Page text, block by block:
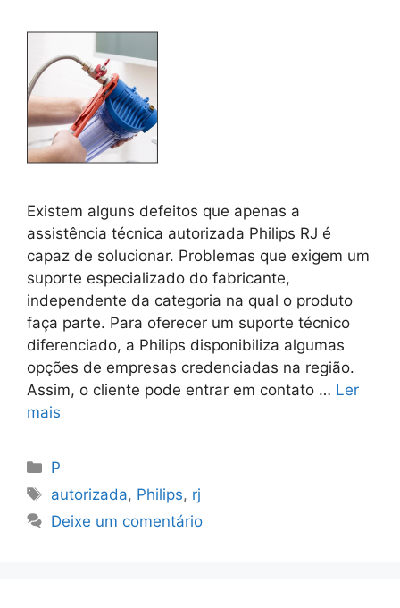
Existem alguns defeitos que apenas a
assistência técnica autorizada Philips RJ é
capaz de solucionar. Problemas que exigem um
suporte especializado do fabricante,
independente da categoria na qual o produto
faça parte. Para oferecer um suporte técnico
diferenciado, a Philips disponibiliza algumas
opções de empresas credenciadas na região.
Assim, o cliente pode entrar em contato … Ler
mais
Categorias
P
Tags
autorizada, Philips, rj
Deixe um comentário